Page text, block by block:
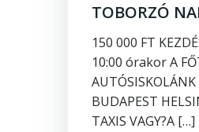
TOBORZÓ
150 000 FT
10:00 órakor A
BUDAPEST
TAXIS VAGY?A […]